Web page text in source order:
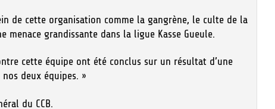
de cette organisation comme la gangrène, le culte de la
grandissante dans la ligue Kasse Gueule.
cette équipe ont été conclus sur un résultat d’une
deux équipes. »
du CCB.